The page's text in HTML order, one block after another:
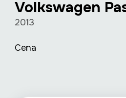
Volkswagen
2013
Cena